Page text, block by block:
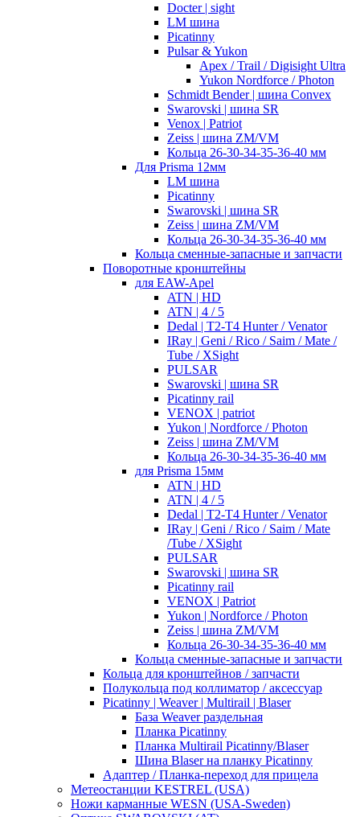
Docter | sight
LM шина
Picatinny
Pulsar & Yukon
Apex / Trail / Digisight Ultra
Yukon Nordforce / Photon
Schmidt Bender | шина Convex
Swarovski | шина SR
Venox | Patriot
Zeiss | шина ZM/VM
Кольца 26-30-34-35-36-40 мм
Для Prisma 12мм
LM шина
Picatinny
Swarovski | шина SR
Zeiss | шина ZM/VM
Кольца 26-30-34-35-36-40 мм
Кольца сменные-запасные и запчасти
Поворотные кронштейны
для EAW-Apel
ATN | HD
ATN | 4 / 5
Dedal | T2-T4 Hunter / Venator
IRay | Geni / Rico / Saim / Mate /
Tube / XSight
PULSAR
Swarovski | шина SR
Picatinny rail
VENOX | patriot
Yukon | Nordforce / Photon
Zeiss | шина ZM/VM
Кольца 26-30-34-35-36-40 мм
для Prisma 15мм
ATN | HD
ATN | 4 / 5
Dedal | T2-T4 Hunter / Venator
IRay | Geni / Rico / Saim / Mate
/Tube / XSight
PULSAR
Swarovski | шина SR
Picatinny rail
VENOX | Patriot
Yukon | Nordforce / Photon
Zeiss | шина ZM/VM
Кольца 26-30-34-35-36-40 мм
Кольца сменные-запасные и запчасти
Кольца для кронштейнов / запчасти
Полукольца под коллиматор / аксессуар
Picatinny | Weaver | Multirail | Blaser
База Weaver раздельная
Планка Picatinny
Планка Multirail Picatinny/Blaser
Шина Blaser на планку Picatinny
Адаптер / Планка-переход для прицела
Метеостанции KESTREL (USA)
Ножи карманные WESN (USA-Sweden)